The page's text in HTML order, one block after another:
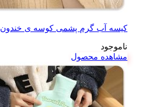
کیسه آب گرم پشمی کوسه ی خندون
ناموجود
مشاهده محصول